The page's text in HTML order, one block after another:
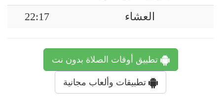
العشاء
22:17
تطبيق أوقات الصلاة بدون نت
تطبيقات وألعاب مجانية